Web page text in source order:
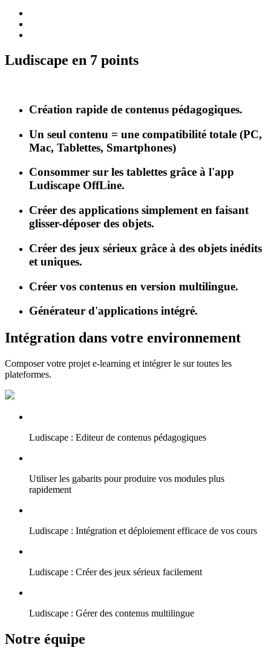
Ludiscape en 7 points
Création rapide de contenus pédagogiques.
Un seul contenu = une compatibilité totale (PC,
Mac, Tablettes, Smartphones)
Consommer sur les tablettes grâce à l'app
Ludiscape OffLine.
Créer des applications simplement en faisant
glisser-déposer des objets.
Créer des jeux sérieux grâce à des objets inédits
et uniques.
Créer vos contenus en version multilingue.
Générateur d'applications intégré.
Intégration dans votre environnement
Composer votre projet e-learning et intégrer le sur toutes les
plateformes.
Ludiscape : Editeur de contenus pédagogiques
Utiliser les gabarits pour produire vos modules plus
rapidement
Ludiscape : Intégration et déploiement efficace de vos cours
Ludiscape : Créer des jeux sérieux facilement
Ludiscape : Gérer des contenus multilingue
Notre équipe